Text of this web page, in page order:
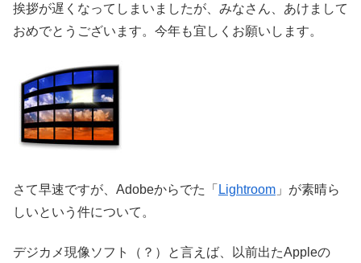
挨拶が遅くなってしまいましたが、みなさん、あけまして
おめでとうございます。今年も宜しくお願いします。
さて早速ですが、Adobeからでた「 Lightroom 」が素晴ら
しいという件について。
デジカメ現像ソフト（？）と言えば、以前出たAppleの